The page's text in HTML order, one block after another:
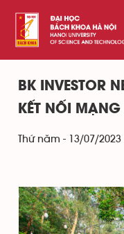
BK INVESTOR
KẾT NỐI
Thứ năm - 13/07/2023